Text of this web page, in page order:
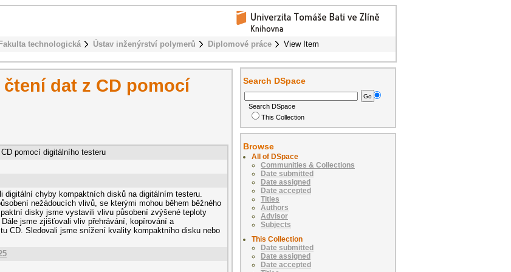
Fakulta technologická Ústav inženýrství polymerů Diplomové práce View Item
dat z CD pomocí
pomocí digitálního testeru
digitální chyby kompaktních disků na digitálním testeru.
nežádoucích vlivů, se kterými mohou během běžného
disky jsme vystavili vlivu působení zvýšené teploty
jsme zjišťovali vliv přehrávání, kopírování a
CD. Sledovali jsme snížení kvality kompaktního disku nebo
Search DSpace
Search DSpace
This Collection
Browse
All of DSpace
Communities & Collections
Date submitted
Date assigned
Date accepted
Titles
Authors
Advisor
Subjects
This Collection
Date submitted
Date assigned
Date accepted